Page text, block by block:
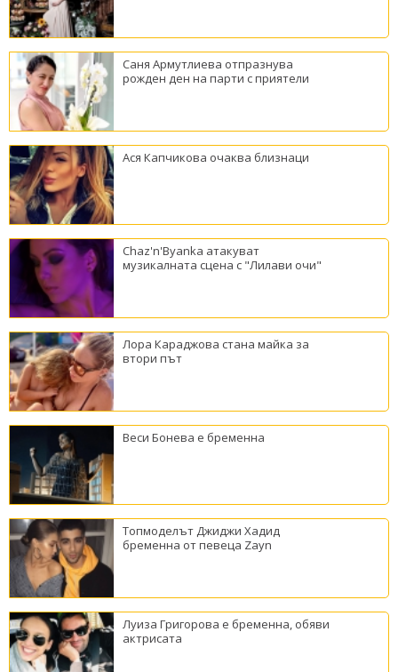
Саня Армутлиева отпразнува
рожден ден на парти с приятели
Ася Капчикова очаква близнаци
Chaz'n'Byanka атакуват
музикалната сцена с "Лилави очи"
Лора Караджова стана майка за
втори път
Веси Бонева е бременна
Топмоделът Джиджи Хадид
бременна от певеца Zayn
Луиза Григорова е бременна, обяви
актрисата